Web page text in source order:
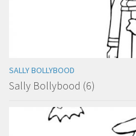
SALLY BOLLYBOOD
Sally Bollybood (6)